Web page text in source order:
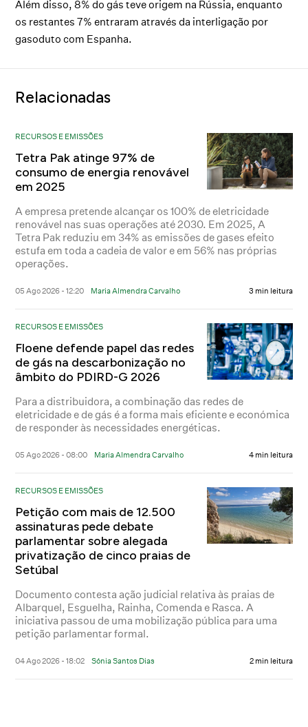
Além disso, 8% do gás teve origem na Rússia, enquanto
os restantes 7% entraram através da interligação por
gasoduto com Espanha.
Relacionadas
RECURSOS E EMISSÕES
Tetra Pak atinge 97% de
consumo de energia renovável
em 2025
A empresa pretende alcançar os 100% de eletricidade
renovável nas suas operações até 2030. Em 2025, A
Tetra Pak reduziu em 34% as emissões de gases efeito
estufa em toda a cadeia de valor e em 56% nas próprias
operações.
05 Ago 2026 - 12:20 Maria Almendra Carvalho 3 min leitura
RECURSOS E EMISSÕES
Floene defende papel das redes
de gás na descarbonização no
âmbito do PDIRD-G 2026
Para a distribuidora, a combinação das redes de
eletricidade e de gás é a forma mais eficiente e económica
de responder às necessidades energéticas.
05 Ago 2026 - 08:00 Maria Almendra Carvalho 4 min leitura
RECURSOS E EMISSÕES
Petição com mais de 12.500
assinaturas pede debate
parlamentar sobre alegada
privatização de cinco praias de
Setúbal
Documento contesta ação judicial relativa às praias de
Albarquel, Esguelha, Rainha, Comenda e Rasca. A
iniciativa passou de uma mobilização pública para uma
petição parlamentar formal.
04 Ago 2026 - 18:02 Sónia Santos Dias 2 min leitura